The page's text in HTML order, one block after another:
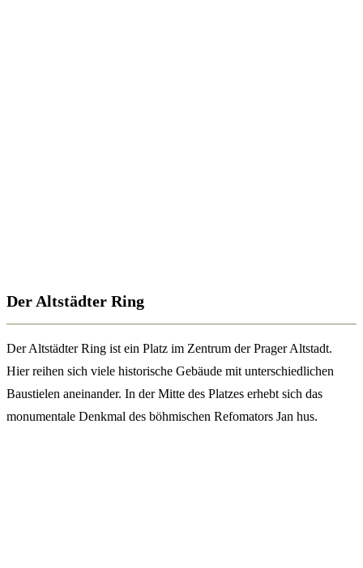
Der Altstädter Ring
Der Altstädter Ring ist ein Platz im Zentrum der Prager Altstadt.
Hier reihen sich viele historische Gebäude mit unterschiedlichen
Baustielen aneinander. In der Mitte des Platzes erhebt sich das
monumentale Denkmal des böhmischen Refomators Jan hus.